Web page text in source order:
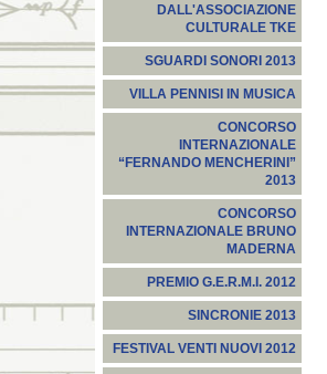
DALL'ASSOCIAZIONE
CULTURALE TKE
SGUARDI SONORI 2013
VILLA PENNISI IN MUSICA
CONCORSO
INTERNAZIONALE
“FERNANDO MENCHERINI”
2013
CONCORSO
INTERNAZIONALE BRUNO
MADERNA
PREMIO G.E.R.M.I. 2012
SINCRONIE 2013
FESTIVAL VENTI NUOVI 2012